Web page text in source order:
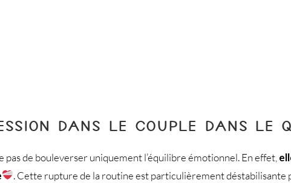
DANS LE COUPLE DANS LE
pas de bouleverser uniquement l’équilibre émotionnel. En effet,
. Cette rupture de la routine est particulièrement déstabilisante